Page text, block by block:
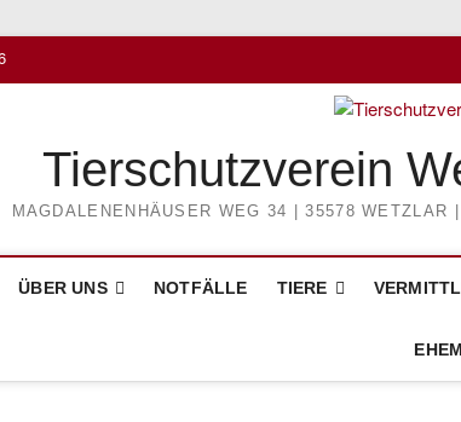
Tierschutzverein
MAGDALENENHÄUSER WEG 34 | 35578
ÜBER UNS NOTFÄLLE TIERE